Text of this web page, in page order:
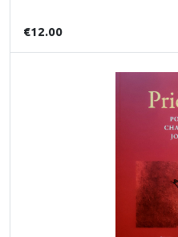
€12.00